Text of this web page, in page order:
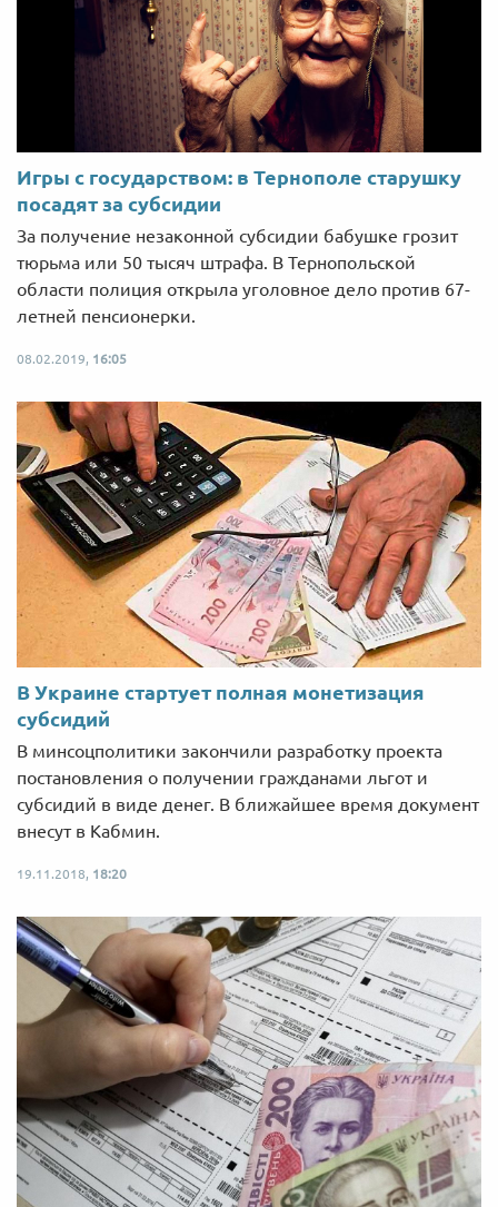
Игры с государством: в Тернополе старушку
посадят за субсидии
За получение незаконной субсидии бабушке грозит
тюрьма или 50 тысяч штрафа. В Тернопольской
области полиция открыла уголовное дело против 67-
летней пенсионерки.
08.02.2019, 16:05
В Украине стартует полная монетизация
субсидий
В минсоцполитики закончили разработку проекта
постановления о получении гражданами льгот и
субсидий в виде денег. В ближайшее время документ
внесут в Кабмин.
19.11.2018, 18:20